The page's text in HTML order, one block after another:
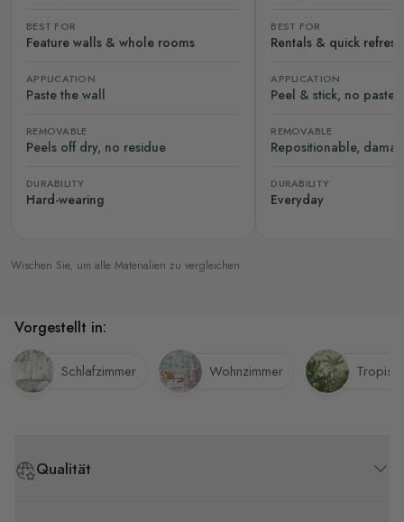
BEST FOR
Feature walls & whole rooms
APPLICATION
Paste the wall
REMOVABLE
Peels off dry, no residue
DURABILITY
Hard-wearing
BEST FOR
Rentals & quick
APPLICATION
Peel & stick, no paste
REMOVABLE
Repositionable,
DURABILITY
Everyday
Wischen Sie, um alle Materialien zu vergleichen
Qualität
Vorgestellt in:
Schlafzimmer Wohnzimmer